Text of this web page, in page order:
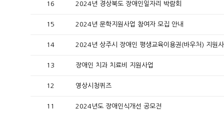
16 2024년 경상북도 장애인일자리 박람회
15 2024년 문학지원사업 참여자 모집 안내
14 2024년 상주시 장애인 평생교육이용권(바우처) 지원
13 장애인 치과 치료비 지원사업
12 영상시청퀴즈
11 2024년도 장애인식개선 공모전